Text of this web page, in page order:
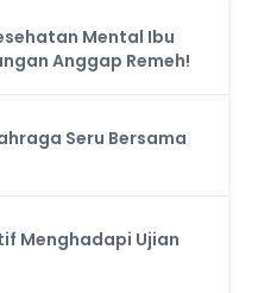
Mental Ibu
Anggap Remeh!
Seru Bersama
Menghadapi Ujian